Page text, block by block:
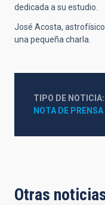
dedicada a su estudio.
José Acosta,
una pequeña charla.
TIPO DE NOTICIA
NOTA DE PRENSA
Otras